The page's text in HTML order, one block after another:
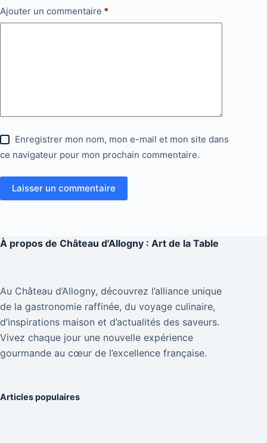
Ajouter un commentaire *
Enregistrer mon nom, mon e-mail et mon site dans
ce navigateur pour mon prochain commentaire.
Laisser un commentaire
À propos de Château d'Allogny : Art de la Table
Au Château d’Allogny, découvrez l’alliance unique
de la gastronomie raffinée, du voyage culinaire,
d’inspirations maison et d’actualités des saveurs.
Vivez chaque jour une nouvelle expérience
gourmande au cœur de l’excellence française.
Articles populaires